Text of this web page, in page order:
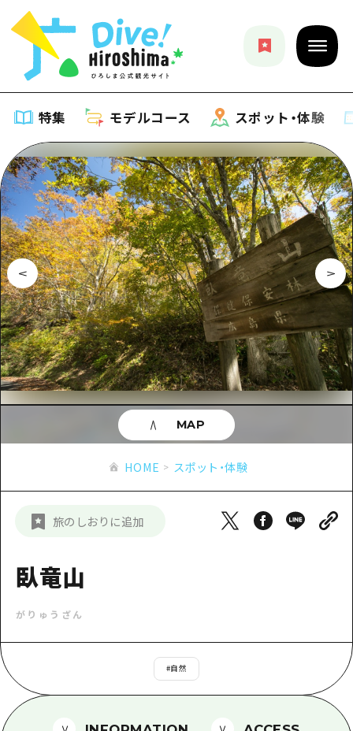
特集 モデルコース スポット・体験
特集
特集一覧
おすすめ
アート
イベント・祭り
グルメ・酒
サイクリング
ショッピング
スポーツ
ナイトライフ
モデルコース
モデルコース一覧
Dive! Hiroshima 公式ガイド
広島もしもトラベル
あたらしい非日常
広島市周辺
安芸
備北
芸北
日帰り
スポット・体験
スポット・体験一覧
広島市周辺
安芸
備後
備北
芸北
山口県東部
イベント
旬情報
お役立ち情報
お役立ち情報一覧
アクセス
HIROSHIMA FREE Wi-Fi
観光案内所
新着情報
事業者・学校関係者の皆さま
HOME スポット・体験
旅のしおりに追加
臥竜山
がりゅうざん
#自然
MAP